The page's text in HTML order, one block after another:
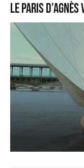
Le Paris